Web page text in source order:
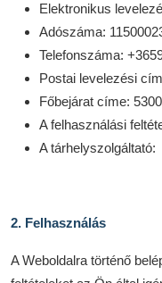
Elektronikus
Adószáma:
Telefonszáma:
Postai levelezési
Főbejárat címe:
A felhasználási
A tárhelyszolgáltató:
2. Felhasználás
A Weboldalra történő